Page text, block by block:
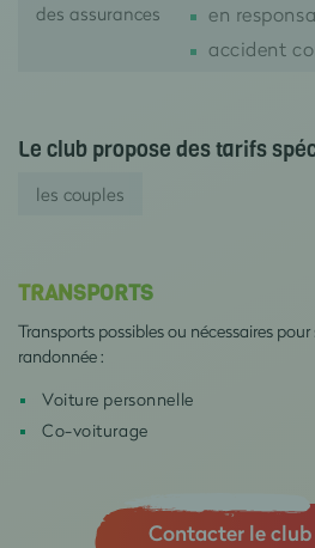
des assurances
en
accident
Le club propose des tarifs
les couples
TRANSPORTS
Transports possibles ou nécessaires
randonnée :
Voiture personnelle
Co-voiturage
Contacter le club